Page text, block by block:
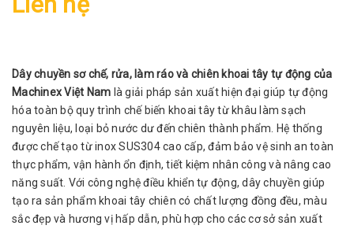
Dây chuyền sơ chế, rửa, làm ráo và chiên khoai tây tự động của
Machinex Việt Nam là giải pháp sản xuất hiện đại giúp tự động
hóa toàn bộ quy trình chế biến khoai tây từ khâu làm sạch
nguyên liệu, loại bỏ nước dư đến chiên thành phẩm. Hệ thống
được chế tạo từ inox SUS304 cao cấp, đảm bảo vệ sinh an toàn
thực phẩm, vận hành ổn định, tiết kiệm nhân công và nâng cao
năng suất. Với công nghệ điều khiển tự động, dây chuyền giúp
tạo ra sản phẩm khoai tây chiên có chất lượng đồng đều, màu
sắc đẹp và hương vị hấp dẫn, phù hợp cho các cơ sở sản xuất